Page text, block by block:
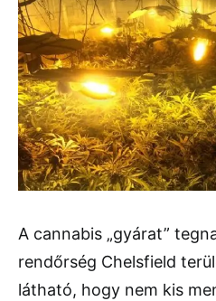
A cannabis „gyárat”
rendőrség Chelsfield
látható, hogy nem kis